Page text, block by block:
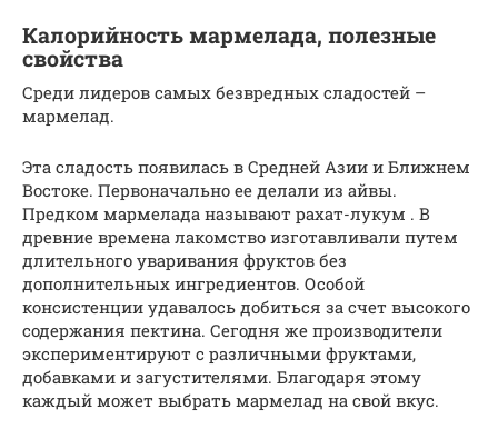
Калорийность мармелада, полезные
свойства
Среди лидеров самых безвредных сладостей –
мармелад.
Эта сладость появилась в Средней Азии и Ближнем
Востоке. Первоначально ее делали из айвы.
Предком мармелада называют рахат-лукум . В
древние времена лакомство изготавливали путем
длительного уваривания фруктов без
дополнительных ингредиентов. Особой
консистенции удавалось добиться за счет высокого
содержания пектина. Сегодня же производители
экспериментируют с различными фруктами,
добавками и загустителями. Благодаря этому
каждый может выбрать мармелад на свой вкус.